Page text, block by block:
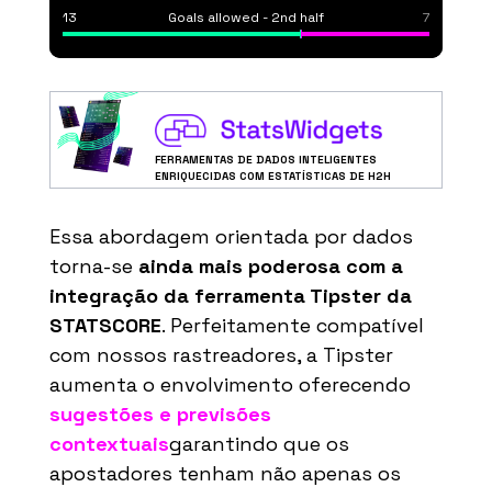
13 Goals allowed - 2nd half 7
FERRAMENTAS DE DADOS INTELIGENTES
ENRIQUECIDAS COM ESTATÍSTICAS DE H2H
Essa abordagem orientada por dados
torna-se ainda mais poderosa com a
integração da ferramenta Tipster da
STATSCORE. Perfeitamente compatível
com nossos rastreadores, a Tipster
aumenta o envolvimento oferecendo
sugestões e previsões
contextuaisgarantindo que os
apostadores tenham não apenas os